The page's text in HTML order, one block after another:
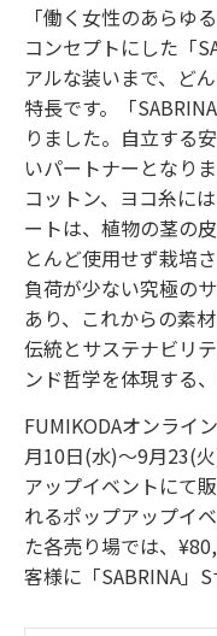
「働く女性のあらゆ
コンセプトにした「
アルな装いまで、ど
特長です。「
りました。自立する
いパートナーとなり
コットン、ヨコ糸に
ートは、植物の茎の
とんど使用せず栽培
負荷が少ない究極の
あり、これからの素
伝統とサステナビリ
ンド哲学を体現する
FUMIKODAオンライ
月10日(水)〜9月23(
アップイベントにて
れるポップアップイ
た各売り場では、
客様に「SABRINA」